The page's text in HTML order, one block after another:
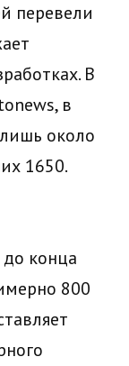
перевели
В
в
около
1650.
конца
800